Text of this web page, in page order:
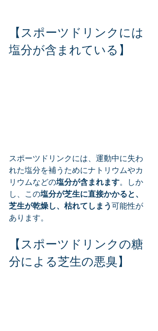
【スポーツドリンクには
塩分が含まれている】
スポーツドリンクには、運動中に失わ
れた塩分を補うためにナトリウムやカ
リウムなどの塩分が含まれます。しか
し、この塩分が芝生に直接かかると、
芝生が乾燥し、枯れてしまう可能性が
あります。
【スポーツドリンクの糖
分による芝生の悪臭】